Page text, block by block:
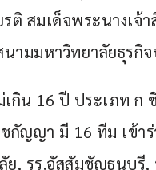
รติ สมเด็จพระนางเ
นามมหาวิทยาลัยธุร
กิน 16 ปี ประเภท ก
กัญญา มี 16 ทีม เข้า
ย, รร.อัสสัมชัญธนบุรี